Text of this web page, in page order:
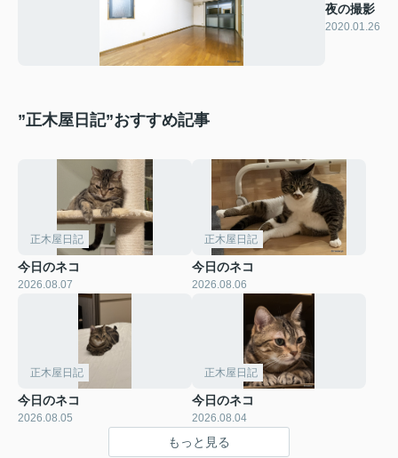
夜の撮影
2020.01.26
”正木屋日記”おすすめ記事
正木屋日記
今日のネコ
2026.08.07
正木屋日記
今日のネコ
2026.08.06
正木屋日記
今日のネコ
2026.08.05
正木屋日記
今日のネコ
2026.08.04
もっと見る